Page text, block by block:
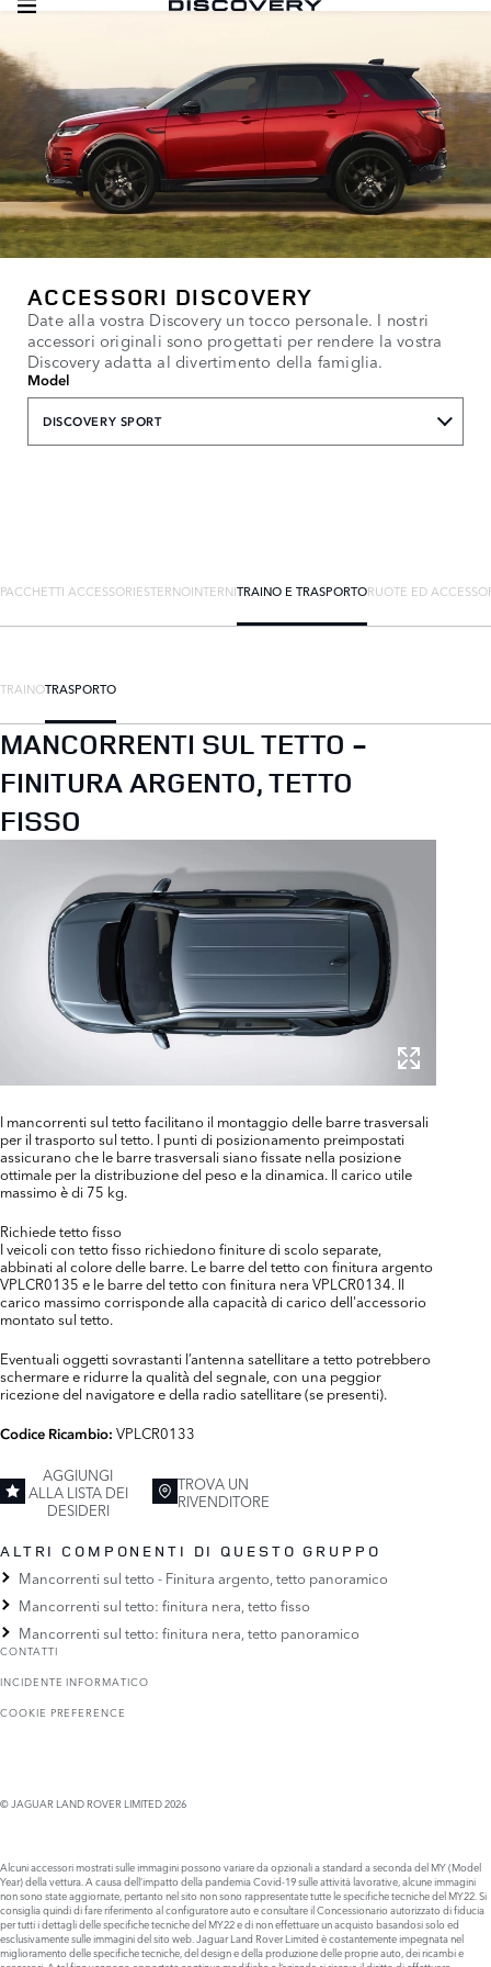
ACCESSORI DISCOVERY
Date alla vostra Discovery un tocco personale. I nostri
accessori originali sono progettati per rendere la vostra
Discovery adatta al divertimento della famiglia.
Model
DISCOVERY SPORT
PACCHETTI ACCESSORIESTERNOINTERNITRAINO E TRASPORTORUOTE ED
TRAINOTRASPORTO
MANCORRENTI SUL TETTO -
FINITURA ARGENTO, TETTO
FISSO
I mancorrenti sul tetto facilitano il montaggio delle barre trasversali
per il trasporto sul tetto. I punti di posizionamento preimpostati
assicurano che le barre trasversali siano fissate nella posizione
ottimale per la distribuzione del peso e la dinamica. Il carico utile
massimo è di 75 kg.
Richiede tetto fisso
I veicoli con tetto fisso richiedono finiture di scolo separate,
abbinati al colore delle barre. Le barre del tetto con finitura argento
VPLCR0135 e le barre del tetto con finitura nera VPLCR0134. Il
carico massimo corrisponde alla capacità di carico dell'accessorio
montato sul tetto.
Eventuali oggetti sovrastanti l’antenna satellitare a tetto potrebbero
schermare e ridurre la qualità del segnale, con una peggior
ricezione del navigatore e della radio satellitare (se presenti).
Codice Ricambio: VPLCR0133
AGGIUNGI
ALLA LISTA DEI
DESIDERI
TROVA UN
RIVENDITORE
ALTRI COMPONENTI DI QUESTO GRUPPO
Mancorrenti sul tetto - Finitura argento, tetto panoramico
Mancorrenti sul tetto: finitura nera, tetto fisso
Mancorrenti sul tetto: finitura nera, tetto panoramico
CONTATTI
INCIDENTE INFORMATICO
COOKIE PREFERENCE
© JAGUAR LAND ROVER LIMITED 2026
Alcuni accessori mostrati sulle immagini possono variare da opzionali a standard a seconda del MY (Model
Year) della vettura. A causa dell’impatto della pandemia Covid-19 sulle attività lavorative, alcune immagini
non sono state aggiornate, pertanto nel sito non sono rappresentate tutte le specifiche tecniche del MY22. Si
consiglia quindi di fare riferimento al configuratore auto e consultare il Concessionario autorizzato di fiducia
per tutti i dettagli delle specifiche tecniche del MY22 e di non effettuare un acquisto basandosi solo ed
esclusivamente sulle immagini del sito web. Jaguar Land Rover Limited è costantemente impegnata nel
miglioramento delle specifiche tecniche, del design e della produzione delle proprie auto, dei ricambi e